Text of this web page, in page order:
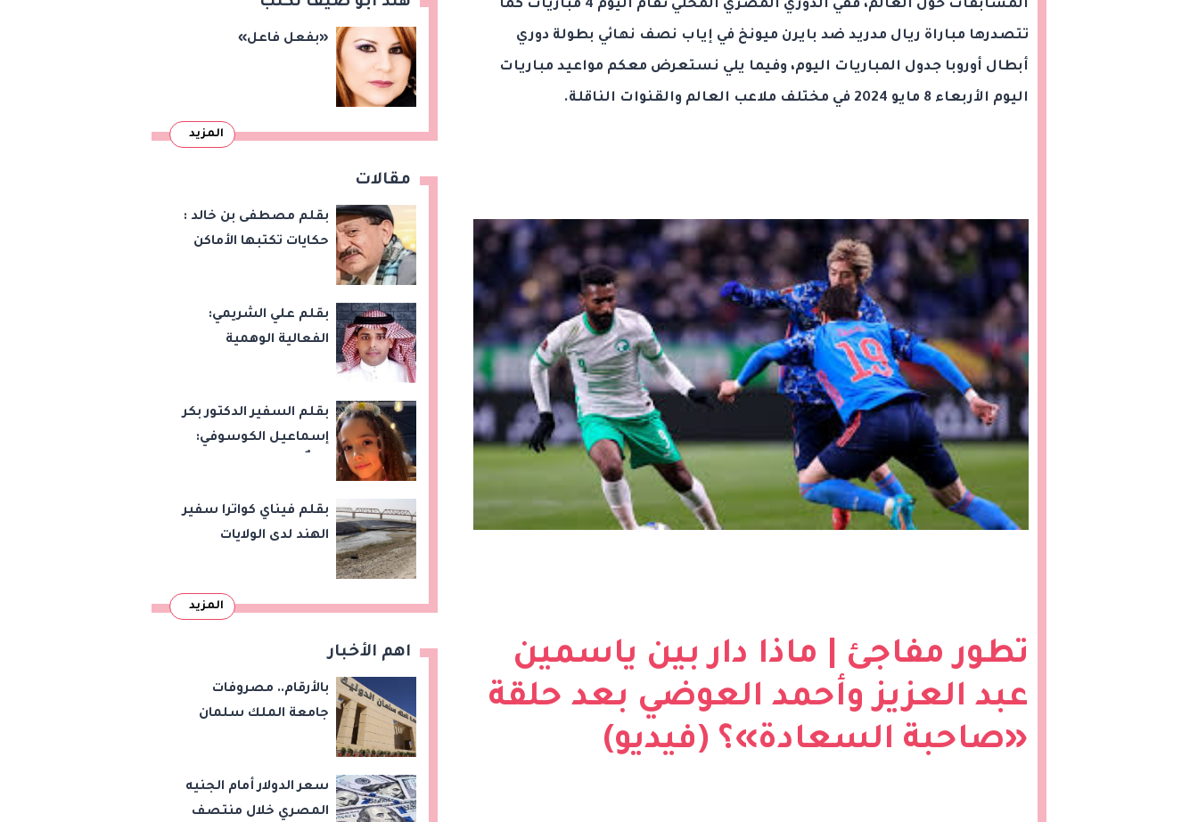
المسابقات حول العالم، ففي الدوري المصري المحلي تقام اليوم 4 مباريات كما
تتصدرها مباراة ريال مدريد ضد بايرن ميونخ في إياب نصف نهائي بطولة دوري
أبطال أوروبا جدول المباريات اليوم، وفيما يلي نستعرض معكم مواعيد مباريات
اليوم الأربعاء 8 مايو 2024 في مختلف ملاعب العالم والقنوات الناقلة.
تطور مفاجئ | ماذا دار بين ياسمين
عبد العزيز وأحمد العوضي بعد حلقة
«صاحبة السعادة»؟ (فيديو)
الجديدة
«بفعل فاعل»
المزيد
مقالات
بقلم مصطفى بن خالد :
حكايات تكتبها الأماكن
بقلم علي الشريمي:
الفعالية الوهمية
بقلم السفير الدكتور بكر
إسماعيل الكوسوفي:
بقلم فيناي كواترا سفير
الهند لدى الولايات
وقت طويل من تعليق
المزيد
اهم الأخبار
بالأرقام.. مصروفات
جامعة الملك سلمان
سعر الدولار أمام الجنيه
المصري خلال منتصف